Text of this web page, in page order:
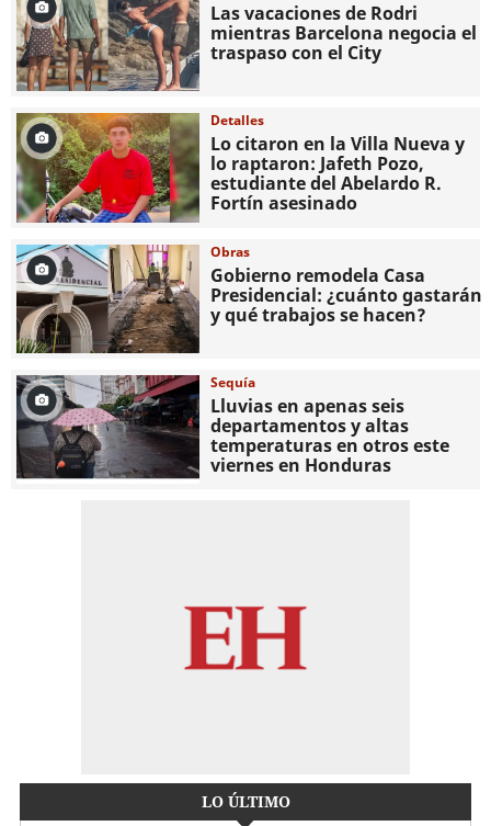
Las vacaciones de Rodri
mientras Barcelona negocia el
traspaso con el City
Detalles
Lo citaron en la Villa Nueva y
lo raptaron: Jafeth Pozo,
estudiante del Abelardo R.
Fortín asesinado
Obras
Gobierno remodela Casa
Presidencial: ¿cuánto gastarán
y qué trabajos se hacen?
Sequía
Lluvias en apenas seis
departamentos y altas
temperaturas en otros este
viernes en Honduras
LO ÚLTIMO